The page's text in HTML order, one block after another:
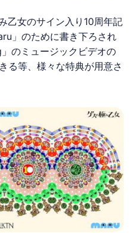
乙女のサイン入り10周年記
」のために書き下ろされ
のミュージックビデオの
る等、様々な特典が用意さ